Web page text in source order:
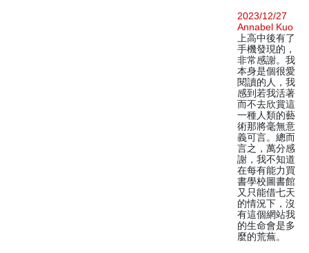
2023/12/27
Annabel Kuo
上高中後有了
手機發現的，
非常感謝。我
本身是個很愛
閱讀的人，我
感到若我活著
而不去欣賞這
一種人類的藝
術那將毫無意
義可言。總而
言之，萬分感
謝，我不知道
在每有能力買
書學校圖書館
又只能借七天
的情況下，沒
有這個網站我
的生命會是多
麼的荒蕪。